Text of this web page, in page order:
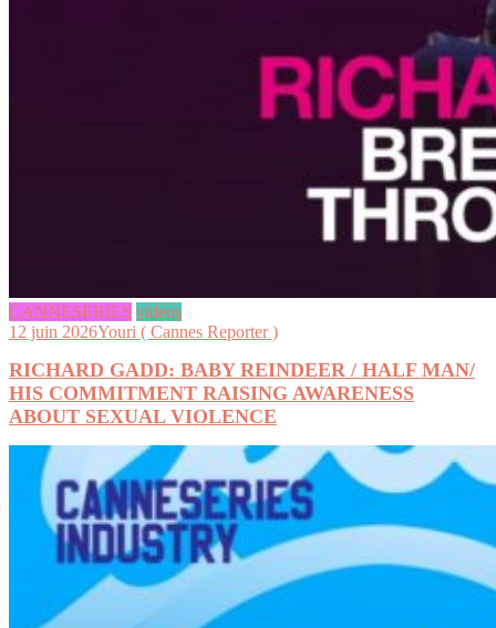
CANNESERIES videos
12 juin 2026Youri ( Cannes Reporter )
RICHARD GADD: BABY REINDEER / HALF MAN/
HIS COMMITMENT RAISING AWARENESS
ABOUT SEXUAL VIOLENCE